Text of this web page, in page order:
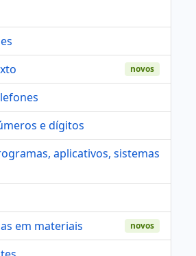
novos
e dígitos
aplicativos, sistemas
em materiais
novos